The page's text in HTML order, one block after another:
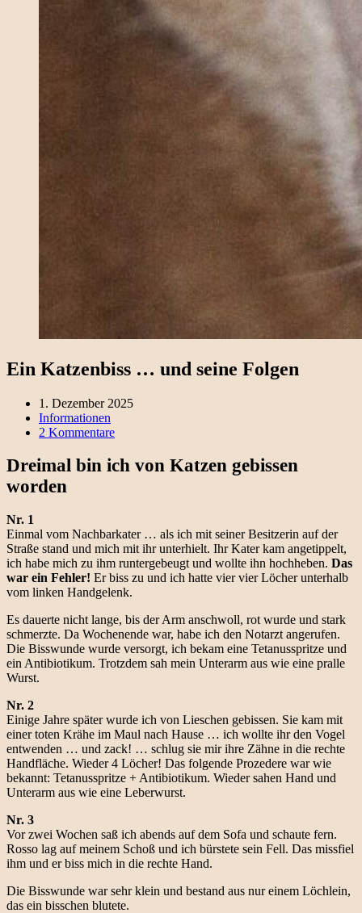
Ein Katzenbiss … und seine Folgen
1. Dezember 2025
Informationen
2 Kommentare
Dreimal bin ich von Katzen gebissen
worden
Nr. 1
Einmal vom Nachbarkater … als ich mit seiner Besitzerin auf der
Straße stand und mich mit ihr unterhielt. Ihr Kater kam angetippelt,
ich habe mich zu ihm runtergebeugt und wollte ihn hochheben. Das
war ein Fehler! Er biss zu und ich hatte vier vier Löcher unterhalb
vom linken Handgelenk.
Es dauerte nicht lange, bis der Arm anschwoll, rot wurde und stark
schmerzte. Da Wochenende war, habe ich den Notarzt angerufen.
Die Bisswunde wurde versorgt, ich bekam eine Tetanusspritze und
ein Antibiotikum. Trotzdem sah mein Unterarm aus wie eine pralle
Wurst.
Nr. 2
Einige Jahre später wurde ich von Lieschen gebissen. Sie kam mit
einer toten Krähe im Maul nach Hause … ich wollte ihr den Vogel
entwenden … und zack! … schlug sie mir ihre Zähne in die rechte
Handfläche. Wieder 4 Löcher! Das folgende Prozedere war wie
bekannt: Tetanusspritze + Antibiotikum. Wieder sahen Hand und
Unterarm aus wie eine Leberwurst.
Nr. 3
Vor zwei Wochen saß ich abends auf dem Sofa und schaute fern.
Rosso lag auf meinem Schoß und ich bürstete sein Fell. Das missfiel
ihm und er biss mich in die rechte Hand.
Die Bisswunde war sehr klein und bestand aus nur einem Löchlein,
das ein bisschen blutete.